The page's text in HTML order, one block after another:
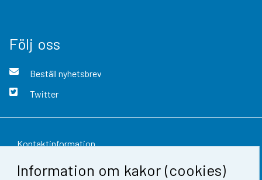
Information om kakor (cookies)
Följ oss
Beställ nyhetsbrev
Twitter
Kontaktinformation
Respons